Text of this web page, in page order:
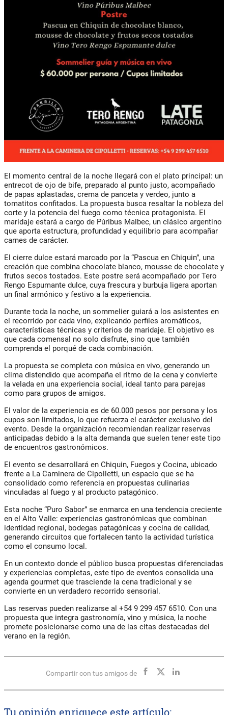
El momento central de la noche llegará con el plato principal: un
entrecot de ojo de bife, preparado al punto justo, acompañado
de papas aplastadas, crema de panceta y verdeo, junto a
tomatitos confitados. La propuesta busca resaltar la nobleza del
corte y la potencia del fuego como técnica protagonista. El
maridaje estará a cargo de Púribus Malbec, un clásico argentino
que aporta estructura, profundidad y equilibrio para acompañar
carnes de carácter.
El cierre dulce estará marcado por la “Pascua en Chiquin”, una
creación que combina chocolate blanco, mousse de chocolate y
frutos secos tostados. Este postre será acompañado por Tero
Rengo Espumante dulce, cuya frescura y burbuja ligera aportan
un final armónico y festivo a la experiencia.
Durante toda la noche, un sommelier guiará a los asistentes en
el recorrido por cada vino, explicando perfiles aromáticos,
características técnicas y criterios de maridaje. El objetivo es
que cada comensal no solo disfrute, sino que también
comprenda el porqué de cada combinación.
La propuesta se completa con música en vivo, generando un
clima distendido que acompaña el ritmo de la cena y convierte
la velada en una experiencia social, ideal tanto para parejas
como para grupos de amigos.
El valor de la experiencia es de 60.000 pesos por persona y los
cupos son limitados, lo que refuerza el carácter exclusivo del
evento. Desde la organización recomiendan realizar reservas
anticipadas debido a la alta demanda que suelen tener este tipo
de encuentros gastronómicos.
El evento se desarrollará en Chiquin, Fuegos y Cocina, ubicado
frente a La Caminera de Cipolletti, un espacio que se ha
consolidado como referencia en propuestas culinarias
vinculadas al fuego y al producto patagónico.
Esta noche “Puro Sabor” se enmarca en una tendencia creciente
en el Alto Valle: experiencias gastronómicas que combinan
identidad regional, bodegas patagónicas y cocina de calidad,
generando circuitos que fortalecen tanto la actividad turística
como el consumo local.
En un contexto donde el público busca propuestas diferenciadas
y experiencias completas, este tipo de eventos consolida una
agenda gourmet que trasciende la cena tradicional y se
convierte en un verdadero recorrido sensorial.
Las reservas pueden realizarse al +54 9 299 457 6510. Con una
propuesta que integra gastronomía, vino y música, la noche
promete posicionarse como una de las citas destacadas del
verano en la región.
Compartir con tus amigos de
Tu opinión enriquece este artículo: